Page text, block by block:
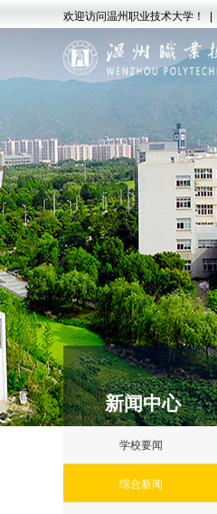
欢迎访问温州职业技术大学！
新闻中心
学校要闻
综合新闻